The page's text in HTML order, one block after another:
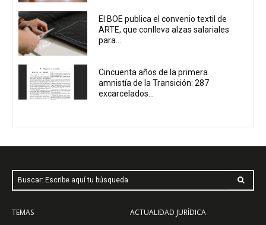
El BOE publica el convenio textil de
ARTE, que conlleva alzas salariales
para...
Cincuenta años de la primera
amnistía de la Transición: 287
excarcelados...
Buscar: Escribe aquí tu búsqueda
TEMAS
ACTUALIDAD JURÍDICA